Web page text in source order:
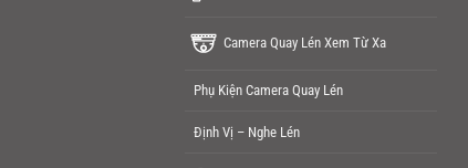
Camera Quay Lén Xem Từ Xa
Phụ Kiện Camera Quay Lén
Định Vị – Nghe Lén